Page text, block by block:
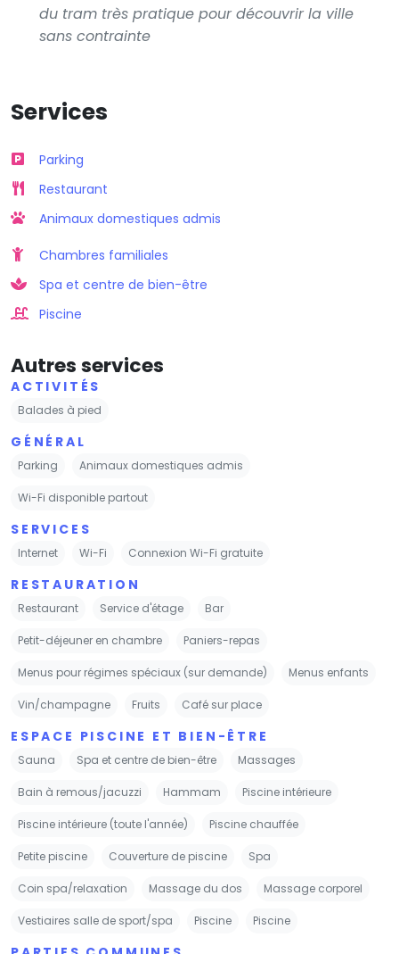
du tram très pratique pour découvrir la ville
sans contrainte
Services
Parking
Restaurant
Animaux domestiques admis
Chambres familiales
Spa et centre de bien-être
Piscine
Autres services
ACTIVITÉS
Balades à pied
GÉNÉRAL
Parking Animaux domestiques admis
Wi-Fi disponible partout
SERVICES
Internet Wi-Fi Connexion Wi-Fi gratuite
RESTAURATION
Restaurant Service d'étage Bar
Petit-déjeuner en chambre Paniers-repas
Menus pour régimes spéciaux (sur demande) Menus enfants
Vin/champagne Fruits Café sur place
ESPACE PISCINE ET BIEN-ÊTRE
Sauna Spa et centre de bien-être Massages
Bain à remous/jacuzzi Hammam Piscine intérieure
Piscine intérieure (toute l'année) Piscine chauffée
Petite piscine Couverture de piscine Spa
Coin spa/relaxation Massage du dos Massage corporel
Vestiaires salle de sport/spa Piscine Piscine